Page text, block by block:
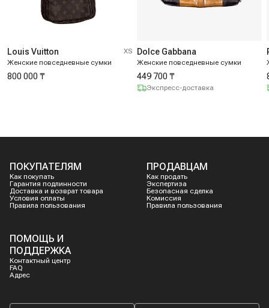
Louis Vuitton
Женские повседневные сумки
XS
800 000 ₸
Dolce Gabbana
Женские повседневные сумки
449 700 ₸
Экспресс-доставка
ПОКУПАТЕЛЯМ
Как покупать
Гарантия подлинности
Доставка и возврат товара
Условия оплаты
Правила пользования
ПРОДАВЦАМ
Как продать
Экспертиза
Безопасная сделка
Комиссия
Правила пользования
ПОМОЩЬ И
ПОДДЕРЖКА
Контактный центр
FAQ
Адрес